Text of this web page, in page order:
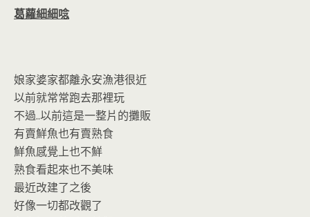
葛蘿細細唸
娘家婆家都離永安漁港很近
以前就常常跑去那裡玩
不過..以前這是一整片的攤販
有賣鮮魚也有賣熟食
鮮魚感覺上也不鮮
熟食看起來也不美味
最近改建了之後
好像一切都改觀了